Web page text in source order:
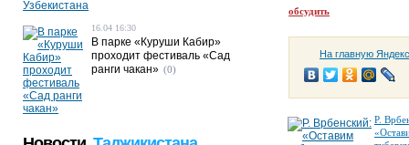
обсудить
На главную
Р.
16.04 16:30
В парке «Куруши Кабир»
проходит фестиваль «Сад
ранги чакан» (0)